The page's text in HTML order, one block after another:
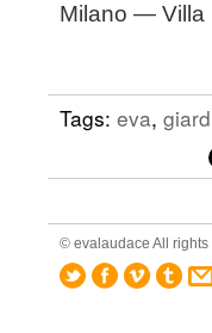
Milano — Villa
Tags: eva,
© evalaudace All